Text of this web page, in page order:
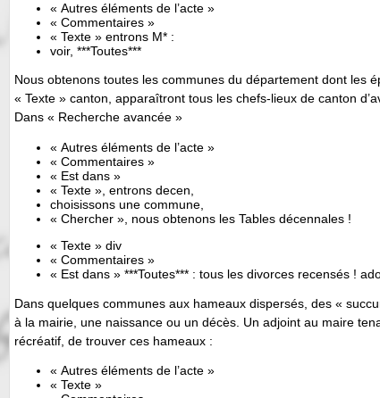
« Autres éléments de l’acte »
« Commentaires »
« Texte » entrons M* :
voir, ***Toutes***
Nous obtenons toutes les communes du département dont les
« Texte » canton, apparaîtront tous les chefs-lieux de canton
Dans « Recherche avancée »
« Autres éléments de l’acte »
« Commentaires »
« Est dans »
« Texte », entrons decen,
choisissons une commune,
« Chercher », nous obtenons les Tables décennales !
« Texte » div
« Commentaires »
« Est dans » ***Toutes*** : tous les divorces recensés !
Dans quelques communes aux hameaux dispersés, des «
à la mairie, une naissance ou un décès. Un adjoint au maire
récréatif, de trouver ces hameaux :
« Autres éléments de l’acte »
« Texte »